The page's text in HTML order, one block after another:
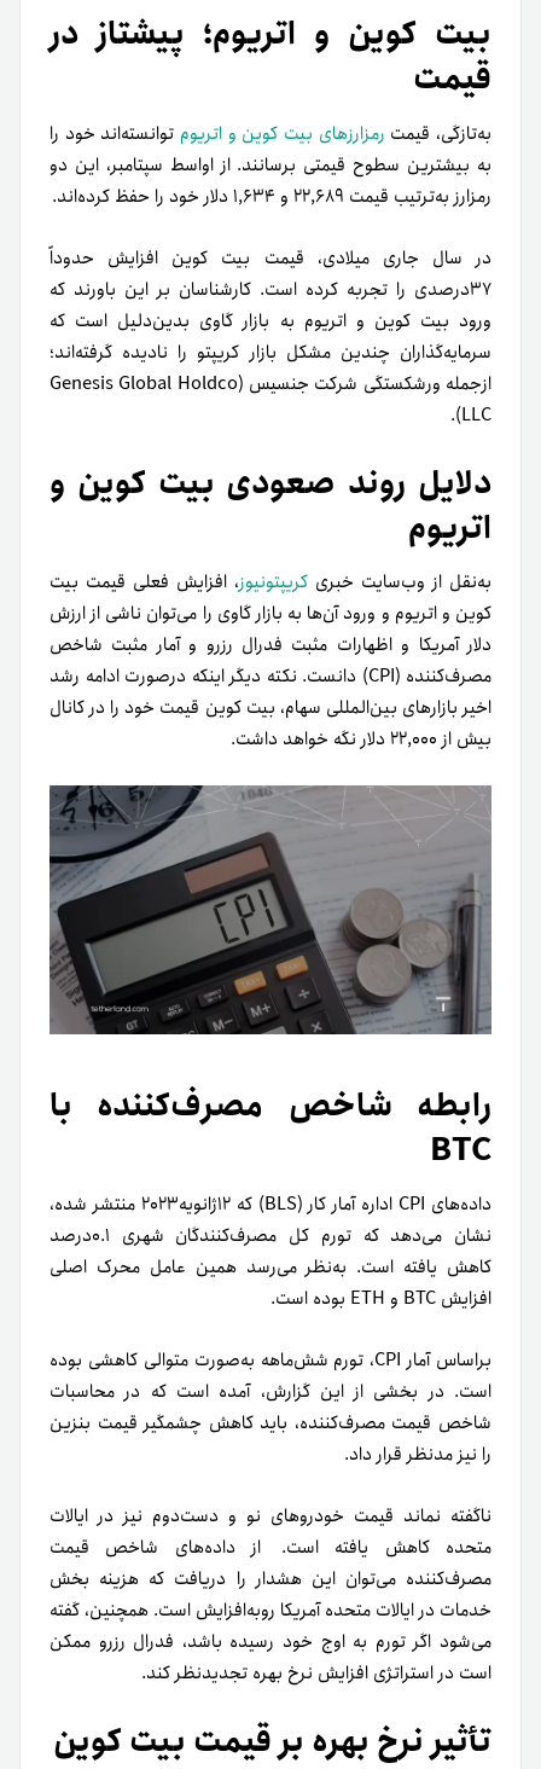
بیت کوین و اتریوم؛ پیشتاز در
قیمت
به‌تازگی، قیمت رمز‌ارزهای بیت کوین و اتریوم توانسته‌اند خود را
به بیشترین سطوح قیمتی برسانند. از اواسط سپتامبر، این دو
رمز‌ارز به‌ترتیب قیمت ۲۲,۶۸۹ و ۱,۶۳۴ دلار خود را حفظ کرده‌اند.
در سال جاری میلادی، قیمت بیت کوین افزایش حدوداً
۳۷درصدی را تجربه کرده است. کارشناسان بر این باورند که
ورود بیت کوین و اتریوم به بازار گاوی بدین‌دلیل است که
سرمایه‌گذاران چندین مشکل بازار کریپتو را نادیده گرفته‌اند؛
ازجمله ورشکستگی شرکت جنسیس (Genesis Global Holdco
LLC).
دلایل روند صعودی بیت کوین و
اتریوم
به‌نقل از وب‌سایت خبری‌ کریپتونیوز، افزایش فعلی قیمت بیت
کوین و اتریوم و ورود آن‌ها به بازار گاوی را می‌توان ناشی از ارزش
دلار آمریکا و اظهارات مثبت فدرال رزرو و آمار مثبت شاخص
مصرف‌کننده (CPI) دانست. نکته دیگر اینکه در‌صورت ادامه رشد
اخیر بازارهای بین‌المللی سهام، بیت کوین قیمت خود را در کانال
بیش از ۲۲,۰۰۰ دلار نگه خواهد داشت.
رابطه شاخص مصرف‌کننده با
BTC
داده‌های CPI اداره آمار کار (BLS) که ۱۲ژانویه۲۰۲۳ منتشر شده،
نشان می‌دهد که تورم کل مصرف‌کنندگان شهری ۰.۱درصد
کاهش یافته است. به‌نظر می‌رسد همین عامل محرک اصلی
افزایش BTC و ETH بوده است.
بر‌اساس آمار CPI، تورم شش‌ماهه به‌صورت متوالی کاهشی بوده
است. در بخشی از این گزارش، آمده است که در محاسبات
شاخص قیمت مصرف‌کننده، باید کاهش چشمگیر قیمت بنزین
را نیز مدنظر قرار داد.
ناگفته نماند قیمت خودروهای نو و دست‌دوم نیز در ایالات
متحده کاهش یافته است. از داده‌های شاخص قیمت
مصرف‌کننده می‌توان این هشدار را دریافت که هزینه بخش
خدمات در ایالات متحده آمریکا رو‌به‌افزایش است. همچنین، گفته
می‌شود اگر تورم به اوج خود رسیده باشد، فدرال رزرو ممکن
است در استراتژی افزایش نرخ بهره تجدید‌نظر کند.
تأثیر نرخ بهره بر قیمت بیت کوین